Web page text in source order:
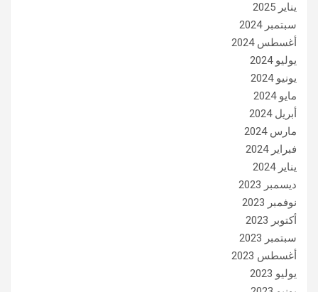
يناير 2025
سبتمبر 2024
أغسطس 2024
يوليو 2024
يونيو 2024
مايو 2024
أبريل 2024
مارس 2024
فبراير 2024
يناير 2024
ديسمبر 2023
نوفمبر 2023
أكتوبر 2023
سبتمبر 2023
أغسطس 2023
يوليو 2023